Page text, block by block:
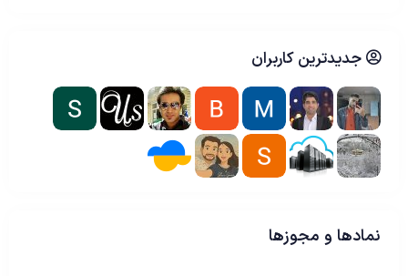
جدیدترین کاربران
نمادها و مجوزها